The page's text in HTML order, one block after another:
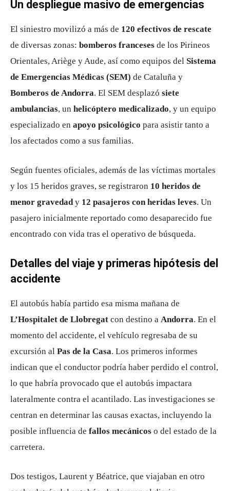
Un despliegue masivo de emergencias
El siniestro movilizó a más de 120 efectivos de rescate
de diversas zonas: bomberos franceses de los Pirineos
Orientales, Ariège y Aude, así como equipos del Sistema
de Emergencias Médicas (SEM) de Cataluña y
Bomberos de Andorra. El SEM desplazó siete
ambulancias, un helicóptero medicalizado, y un equipo
especializado en apoyo psicológico para asistir tanto a
los afectados como a sus familias.
Según fuentes oficiales, además de las víctimas mortales
y los 15 heridos graves, se registraron 10 heridos de
menor gravedad y 12 pasajeros con heridas leves. Un
pasajero inicialmente reportado como desaparecido fue
encontrado con vida tras el operativo de búsqueda.
Detalles del viaje y primeras hipótesis del
accidente
El autobús había partido esa misma mañana de
L’Hospitalet de Llobregat con destino a Andorra. En el
momento del accidente, el vehículo regresaba de su
excursión al Pas de la Casa. Los primeros informes
indican que el conductor podría haber perdido el control,
lo que habría provocado que el autobús impactara
lateralmente contra el acantilado. Las investigaciones se
centran en determinar las causas exactas, incluyendo la
posible influencia de fallos mecánicos o del estado de la
carretera.
Dos testigos, Laurent y Béatrice, que viajaban en otro